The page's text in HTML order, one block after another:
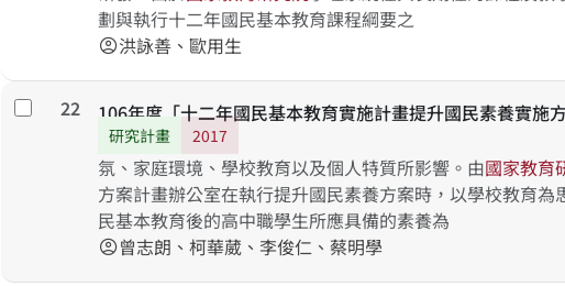
劃與執行十二年國民基本教育課程綱要之
account_circle洪詠善、歐用生
勾選 22 106年度「十二年國民基本教育實施計畫提升國民素養實施方
研究計畫 2017
氛、家庭環境、學校教育以及個人特質所影響。由國家教育
方案計畫辦公室在執行提升國民素養方案時，以學校教育
民基本教育後的高中職學生所應具備的素養為
account_circle曾志朗、柯華葳、李俊仁、蔡明學